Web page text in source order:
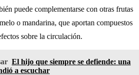
puede complementarse con otras frutas
o mandarina, que aportan compuestos
sobre la circulación.
El hijo que siempre se defiende: una
a escuchar